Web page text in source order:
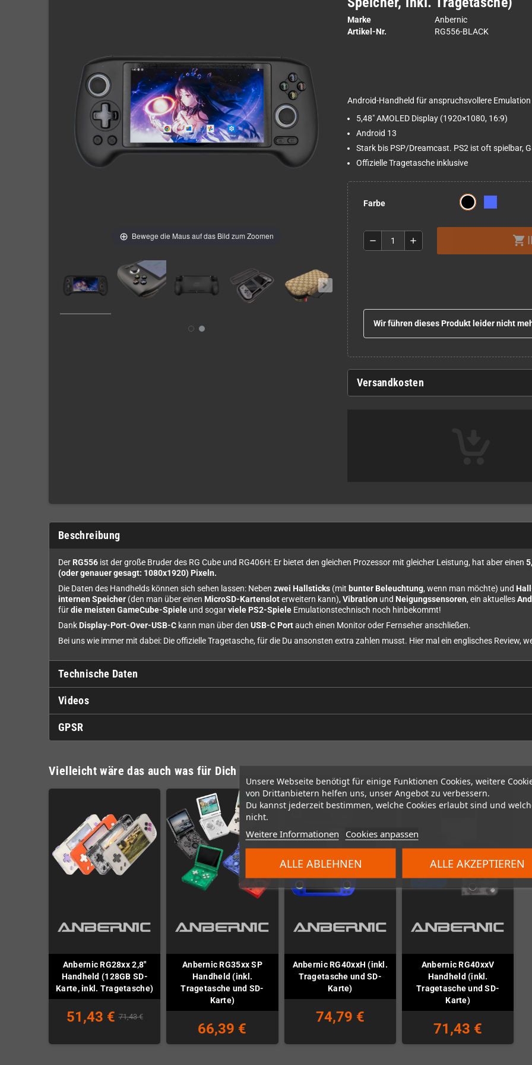
Unsere Webseite benötigt für einige Funktionen Cookies, weitere
von Drittanbietern helfen uns, unser Angebot zu verbessern.
Du kannst jederzeit bestimmen, welche Cookies erlaubt sind und
nicht.
Weitere Informationen Cookies anpassen
ALLE ABLEHNEN ALLE AKZEPTIEREN
Bewege die Maus auf das Bild zum Zoomen
Marke
Anbernic
Artikel-Nr.
RG556-BLACK
Android-Handheld für anspruchsvollere
5,48" AMOLED Display (1920×1080, 16:9)
Android 13
Stark bis PSP/Dreamcast. PS2 ist oft spielbar,
Offizielle Tragetasche inklusive
Farbe
remove add shopping_cart
Wir führen dieses Produkt leider nicht
Versandkosten
Beschreibung
Der RG556 ist der große Bruder des RG Cube und RG406H: Er bietet den gleichen Prozessor mit gleicher Leistung, hat aber einen
(oder genauer gesagt: 1080x1920) Pixeln.
Die Daten des Handhelds können sich sehen lassen: Neben zwei Hallsticks (mit bunter Beleuchtung, wenn man möchte) und
internen Speicher (den man über einen MicroSD-Kartensloterweitern kann), Vibration und Neigungssensoren, ein aktuelles
fürdie meisten GameCube-Spiele und sogarviele PS2-Spiele Emulationstechnisch noch hinbekommt!
Dank Display-Port-Over-USB-C kann man über den USB-C Portauch einen Monitor oder Fernseher anschließen.
Bei uns wie immer mit dabei: Die offizielle Tragetasche, für die Du ansonsten extra zahlen musst. Hier mal ein englisches Review,
Technische Daten
Videos
GPSR
Vielleicht wäre das auch was für Dich
Anbernic RG28xx 2,8"
Handheld (128GB SD-
Karte, inkl. Tragetasche)
51,43 € 71,43 €
Anbernic RG35xx SP
Handheld (inkl.
Tragetasche und SD-
Karte)
66,39 €
Anbernic RG40xxH (inkl.
Tragetasche und SD-
Karte)
74,79 €
Anbernic RG40xxV
Handheld (inkl.
Tragetasche und SD-
Karte)
71,43 €